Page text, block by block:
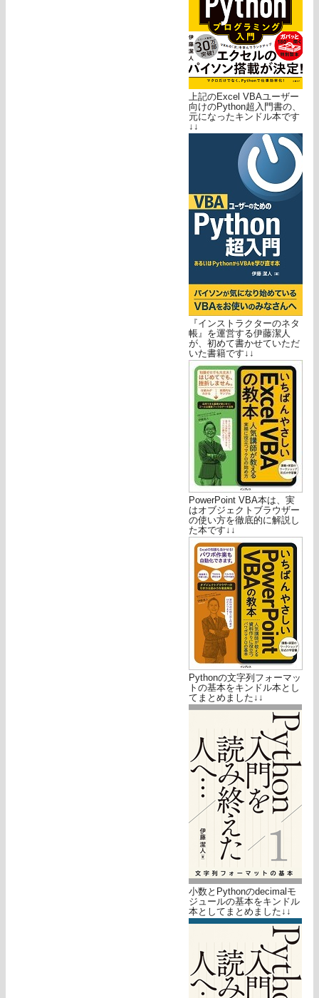
上記のExcel VBAユーザー
向けのPython超入門書の、
元になったキンドル本です
↓↓
『インストラクターのネタ
帳』を運営する伊藤潔人
が、初めて書かせていただ
いた書籍です↓↓
PowerPoint VBA本は、実
はオブジェクトブラウザー
の使い方を徹底的に解説し
た本です↓↓
Pythonの文字列フォーマッ
トの基本をキンドル本とし
てまとめました↓↓
小数とPythonのdecimalモ
ジュールの基本をキンドル
本としてまとめました↓↓